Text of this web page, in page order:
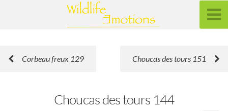
Corbeau freux 129 Choucas des tours 151
Choucas des tours 144